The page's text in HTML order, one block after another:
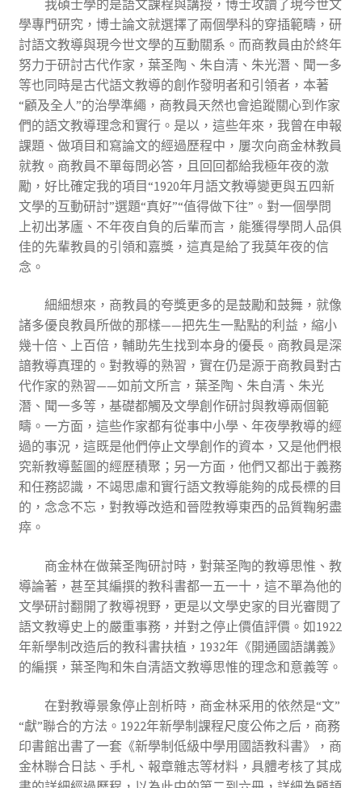
我碩士學的是語文課程與講授，博士攻讀了現今世文
學專門研究，博士論文就選擇了兩個學科的穿插範疇，研
討語文教導與現今世文學的互動關系。而商教員由於終年
努力于研討古代作家，葉圣陶、朱自清、朱光潛、聞一多
等也同時是古代語文教導的創作發明者和引領者，本著
“顧及全人”的治學準繩，商教員天然也會追蹤關心到作家
們的語文教導理念和實行。是以，這些年來，我曾在申報
課題、做項目和寫論文的經過歷程中，屢次向商金林教員
就教。商教員不單每問必答，且回回都給我極年夜的激
勵，好比確定我的項目“1920年月語文教導變更與五四新
文學的互動研討”選題“真好”“值得做下往”。對一個學問
上初出茅廬、不年夜自負的后輩而言，能獲得學問人品俱
佳的先輩教員的引領和嘉獎，這真是給了我莫年夜的信
念。
細細想來，商教員的夸獎更多的是鼓勵和鼓舞，就像
諸多優良教員所做的那樣——把先生一點點的利益，縮小
幾十倍、上百倍，輔助先生找到本身的優長。商教員是深
諳教導真理的。對教導的熟習，實在仍是源于商教員對古
代作家的熟習——如前文所言，葉圣陶、朱自清、朱光
潛、聞一多等，基礎都觸及文學創作研討與教導兩個範
疇。一方面，這些作家都有從事中小學、年夜學教導的經
過的事況，這既是他們停止文學創作的資本，又是他們根
究新教導藍圖的經歷積聚；另一方面，他們又都出于義務
和任務認識，不竭思慮和實行語文教導能夠的成長標的目
的，念念不忘，對教導改造和晉陞教導東西的品質鞠躬盡
瘁。
商金林在做葉圣陶研討時，對葉圣陶的教導思惟、教
導論著，甚至其編撰的教科書都一五一十，這不單為他的
文學研討翻開了教導視野，更是以文學史家的目光審閱了
語文教導史上的嚴重事務，并對之停止價值評價。如1922
年新學制改造后的教科書扶植，1932年《開通國語講義》
的編撰，葉圣陶和朱自清語文教導思惟的理念和意義等。
在對教導景象停止剖析時，商金林采用的依然是“文”
“獻”聯合的方法。1922年新學制課程尺度公佈之后，商務
印書館出書了一套《新學制低級中學用國語教科書》，商
金林聯合日誌、手札、報章雜志等材料，具體考核了其成